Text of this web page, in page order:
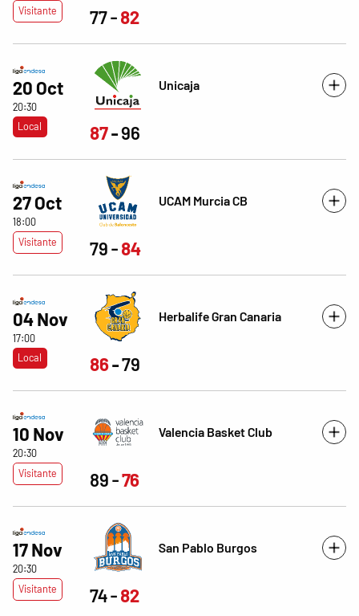
Visitante
77 82
20 Oct
20:30
Local
Unicaja
87 96
27 Oct
18:00
Visitante
UCAM Murcia CB
79 84
04 Nov
17:00
Local
Herbalife Gran Canaria
86 79
10 Nov
20:30
Visitante
Valencia Basket Club
89 76
17 Nov
20:30
Visitante
San Pablo Burgos
74 82